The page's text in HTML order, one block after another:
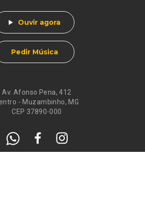
Av. Afonso Pena, 412
- Muzambinho, MG
CEP 37890-000
Ouvir agora
Pedir Música